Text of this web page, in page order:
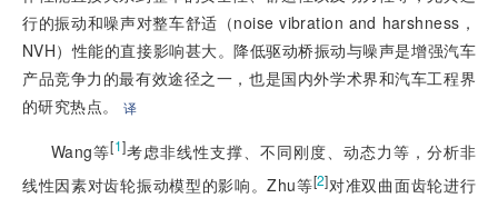
行的振动和噪声对整车舒适（noise vibration and harshness，
NVH）性能的直接影响甚大。降低驱动桥振动与噪声是增强汽车
产品竞争力的最有效途径之一，也是国内外学术界和汽车工程界
的研究热点。
译
Wang等[1]考虑非线性支撑、不同刚度、动态力等，分析非
线性因素对齿轮振动模型的影响。Zhu等[2]对准双曲面齿轮进行